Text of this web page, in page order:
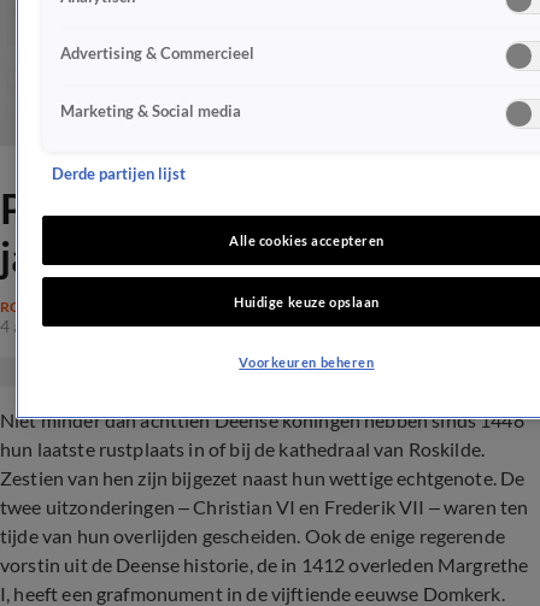
Prins Henrik breekt met 600
jaar oude traditie
ROYALTY
4 aug 2017, 09:40
Niet minder dan achttien Deense koningen hebben sinds 1448
hun laatste rustplaats in of bij de kathedraal van Roskilde.
Zestien van hen zijn bijgezet naast hun wettige echtgenote. De
twee uitzonderingen – Christian VI en Frederik VII – waren ten
tijde van hun overlijden gescheiden. Ook de enige regerende
vorstin uit de Deense historie, de in 1412 overleden Margrethe
I, heeft een grafmonument in de vijftiende eeuwse Domkerk.
Advertising & Commercieel
Marketing & Social media
Derde partijen lijst
Alle cookies accepteren
Huidige keuze opslaan
Voorkeuren beheren